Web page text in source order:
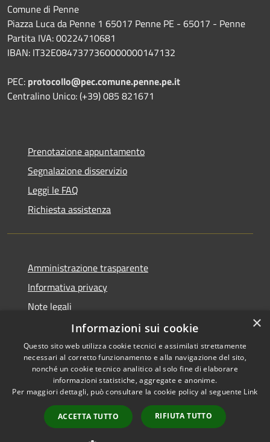
Comune di Penne
Piazza Luca da Penne 1 65017 Penne PE - 65017 - Penne
Partita IVA: 00224710681
IBAN: IT32E0847377360000000147132
PEC: protocollo@pec.comune.penne.pe.it
Centralino Unico: (+39) 085 821671
Prenotazione appuntamento
Segnalazione disservizio
Leggi le FAQ
Richiesta assistenza
Amministrazione trasparente
Informativa privacy
Note legali
Dichiarazione di accessibilità
RSS
Accessibilità
Copyright © 2026 • Comune di
Municipium•
Accesso
redazione
×
Informazioni sui cookie
Questo sito web utilizza cookie tecnici e assimilati strettamente
necessari al corretto funzionamento e alla navigazione del sito,
nonché un cookie tecnico analitico al solo fine di elaborare
informazioni statistiche, aggregate e anonime.
Per maggiori dettagli, può consultare la cookie policy al seguente Link
ACCETTA TUTTO RIFIUTA TUTTO